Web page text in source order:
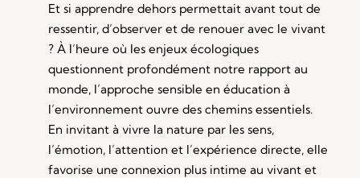
Et si apprendre dehors permettait avant tout de
ressentir, d’observer et de renouer avec le vivant
? À l’heure où les enjeux écologiques
questionnent profondément notre rapport au
monde, l’approche sensible en éducation à
l’environnement ouvre des chemins essentiels.
En invitant à vivre la nature par les sens,
l’émotion, l’attention et l’expérience directe, elle
favorise une connexion plus intime au vivant et